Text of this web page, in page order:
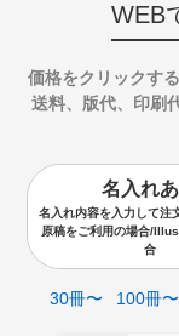
WEB
価格をクリックす
送料、版代、印刷
名入れ
名入れ内容を入力して注
原稿をご利用の場合/
合
30冊〜 100冊〜